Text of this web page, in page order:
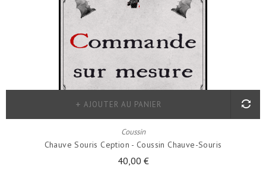
Coussin
Chauve Souris Ception - Coussin Chauve-Souris
40,00 €
AJOUTER AU PANIER